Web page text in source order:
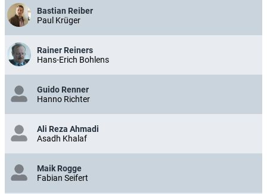
Bastian Reiber
Paul Krüger
Rainer Reiners
Hans-Erich Bohlens
Guido Renner
Hanno Richter
Ali Reza Ahmadi
Asadh Khalaf
Maik Rogge
Fabian Seifert